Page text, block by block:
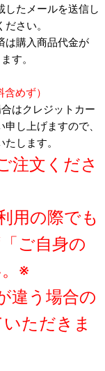
したメールを送信し
さい。
は購入商品代金が
す。
めず）
はクレジットカー
し上げますので、
します。
注文くださ
用の際でも
ご自身の
※
違う場合の
ただきま